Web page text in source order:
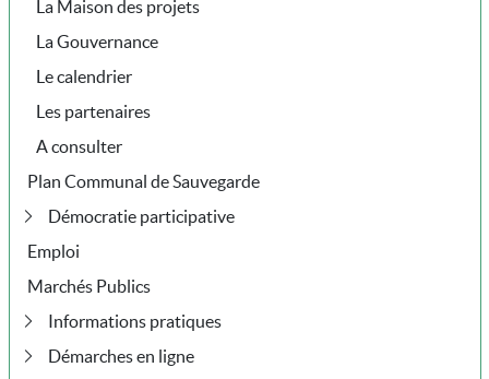
La Maison des projets
La Gouvernance
Le calendrier
Les partenaires
A consulter
Plan Communal de Sauvegarde
Démocratie participative
Emploi
Marchés Publics
Informations pratiques
Démarches en ligne